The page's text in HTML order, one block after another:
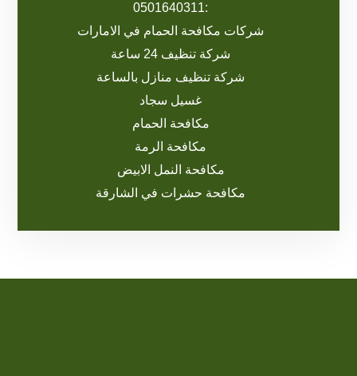
:0501640311
شركات مكافحة الحمام في الامارات
شركة تنظيف 24 ساعة
شركة تنظيف منازل بالساعة
غسيل سجاد
مكافحة الحمام
مكافحة الرمة
مكافحة النمل الابيض
مكافحة حشرات في الشارقة